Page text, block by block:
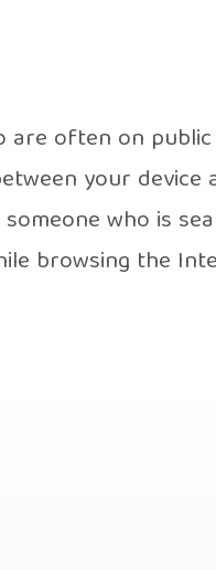
are often on public
your device
who is
browsing the